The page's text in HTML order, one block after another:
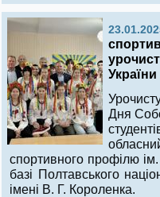
України
Дня
спортивного профілю
базі Полтавського
імені В. Г. Короленка.